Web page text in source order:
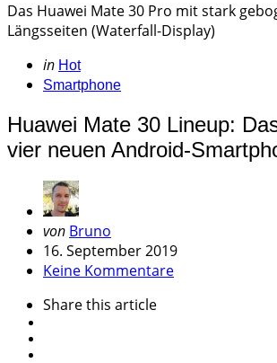
Das Huawei Mate 30 Pro mit stark
Längsseiten (Waterfall-Display)
Categories
Posted
in
in Hot
Smartphone
Huawei Mate 30 Lineup:
vier neuen Android-
Geschrieben
von
von Bruno
16. September 2019
Keine Kommentare
Sharethis article